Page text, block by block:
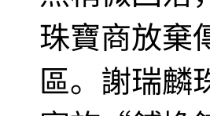
珠寶商放棄
區。謝瑞麟